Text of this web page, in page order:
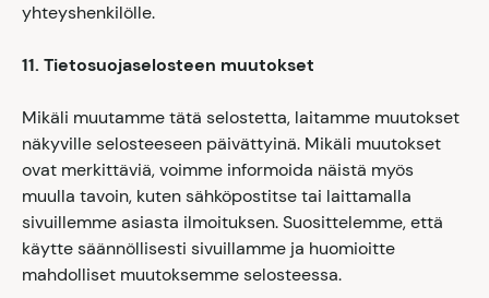
yhteyshenkilölle.
11. Tietosuojaselosteen muutokset
Mikäli muutamme tätä selostetta, laitamme muutokset
näkyville selosteeseen päivättyinä. Mikäli muutokset
ovat merkittäviä, voimme informoida näistä myös
muulla tavoin, kuten sähköpostitse tai laittamalla
sivuillemme asiasta ilmoituksen. Suosittelemme, että
käytte säännöllisesti sivuillamme ja huomioitte
mahdolliset muutoksemme selosteessa.